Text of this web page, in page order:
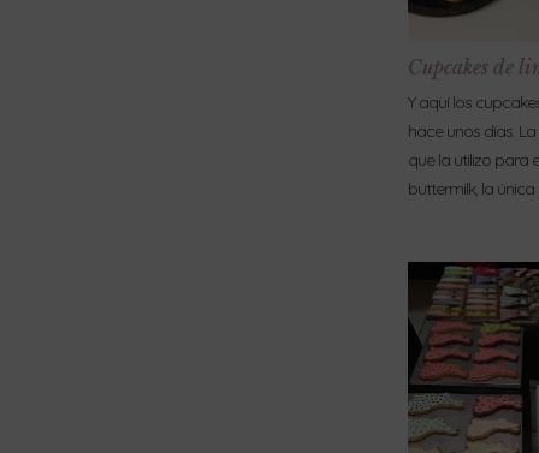
Cupcakes de
Y aquí los
hace unos días.
que la utilizo para
buttermilk, la única